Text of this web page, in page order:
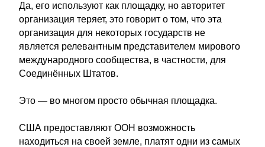
Да, его используют как площадку, но авторитет
организация теряет, это говорит о том, что эта
организация для некоторых государств не
является релевантным представителем мирового
международного сообщества, в частности, для
Соединённых Штатов.
Это — во многом просто обычная площадка.
США предоставляют ООН возможность
находиться на своей земле, платят одни из самых